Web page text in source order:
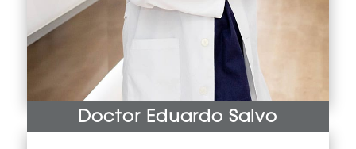
Doctor Eduardo Salvo